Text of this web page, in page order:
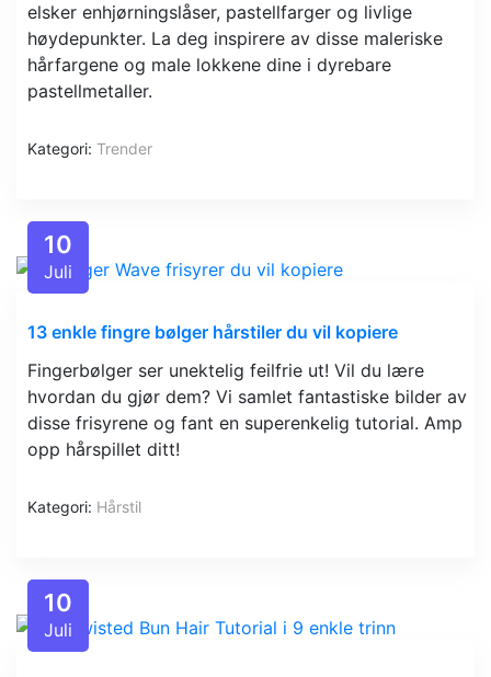
elsker enhjørningslåser, pastellfarger og livlige
høydepunkter. La deg inspirere av disse maleriske
hårfargene og male lokkene dine i dyrebare
pastellmetaller.
Kategori: Trender
10
Juli
13 enkle fingre bølger hårstiler du vil kopiere
Fingerbølger ser unektelig feilfrie ut! Vil du lære
hvordan du gjør dem? Vi samlet fantastiske bilder av
disse frisyrene og fant en superenkelig tutorial. Amp
opp hårspillet ditt!
Kategori: Hårstil
10
Juli